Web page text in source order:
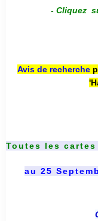
- Cliquez
Avis de recherche
Toutes les cartes
au 25